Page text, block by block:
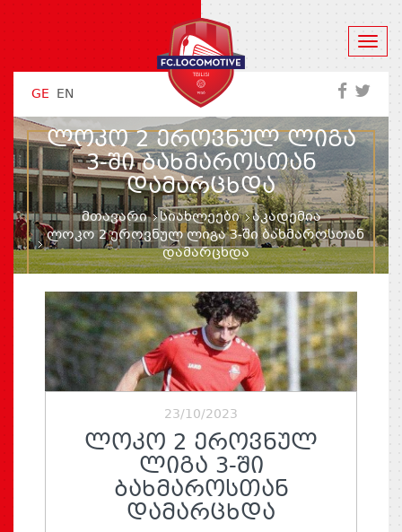
GE EN
ᲚᲝᲙᲝ 2 ᲔᲠᲝᲕᲜᲣᲚ ᲚᲘᲒᲐ
3-ᲨᲘ ᲑᲐᲮᲛᲐᲠᲝᲡᲗᲐᲜ
ᲓᲐᲛᲐᲠᲪᲮᲓᲐ
მთავარი სიახლეები
აკადემია
ლოკო 2 ეროვნულ ლიგა 3-ში ბახმაროსთან
დამარცხდა
23/10/2023
ᲚᲝᲙᲝ 2 ᲔᲠᲝᲕᲜᲣᲚ
ᲚᲘᲒᲐ 3-ᲨᲘ
ᲑᲐᲮᲛᲐᲠᲝᲡᲗᲐᲜ
ᲓᲐᲛᲐᲠᲪᲮᲓᲐ